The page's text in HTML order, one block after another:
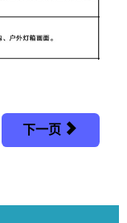
下一页